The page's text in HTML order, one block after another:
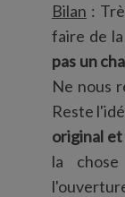
Bilan :
faire de
pas un
Ne nous
Reste
original
la